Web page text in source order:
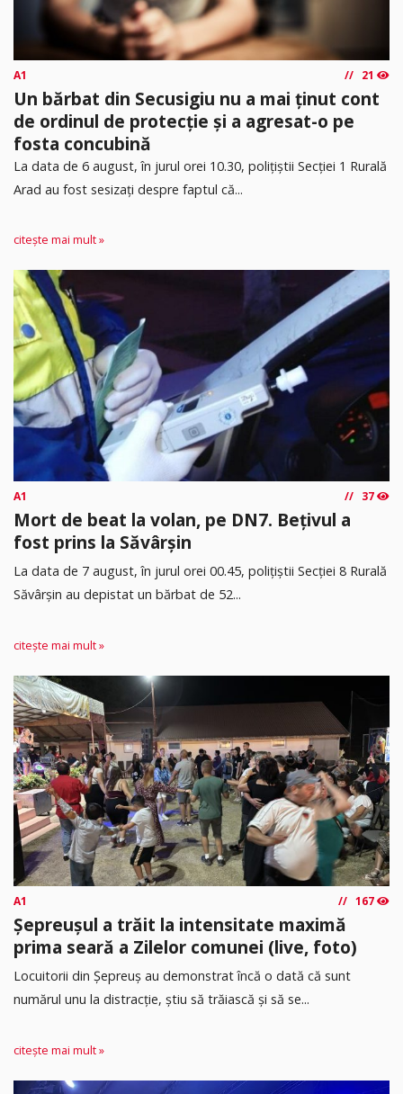
A1 21
Un bărbat din Secusigiu nu a mai ținut cont
de ordinul de protecție și a agresat-o pe
fosta concubină
​La data de 6 august, în jurul orei 10.30, polițiștii Secției 1 Rurală
Arad au fost sesizați despre faptul că...
citește mai mult »
A1 37
Mort de beat la volan, pe DN7. Bețivul a
fost prins la Săvârșin
​La data de 7 august, în jurul orei 00.45, polițiștii Secției 8 Rurală
Săvârșin au depistat un bărbat de 52...
citește mai mult »
A1 167
Șepreușul a trăit la intensitate maximă
prima seară a Zilelor comunei (live, foto)
Locuitorii din Șepreuș au demonstrat încă o dată că sunt
numărul unu la distracție, știu să trăiască și să se...
citește mai mult »